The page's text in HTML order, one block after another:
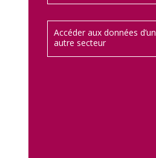
Accéder aux données d’un
autre secteur